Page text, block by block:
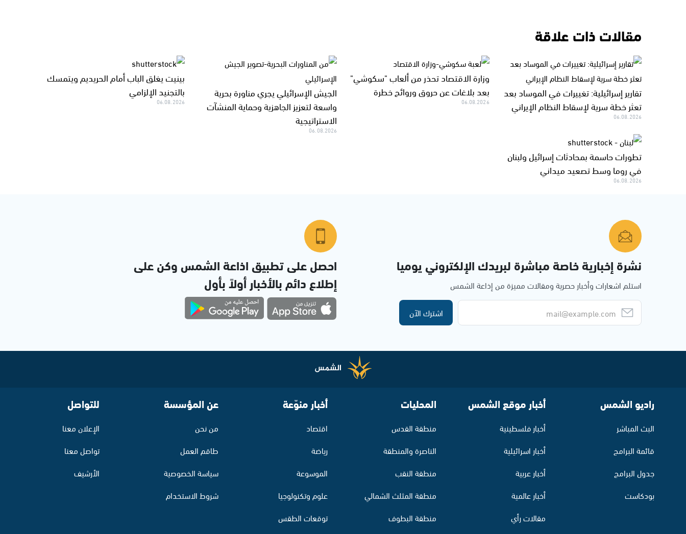
مقالات ذات علاقة
تقارير إسرائيلية: تغييرات في الموساد بعد
تعثر خطة سرية لإسقاط النظام الإيراني
06.08.2026
وزارة الاقتصاد تحذر من ألعاب "سكوشي"
بعد بلاغات عن حروق وروائح خطرة
06.08.2026
الجيش الإسرائيلي يجري مناورة بحرية
واسعة لتعزيز الجاهزية وحماية المنشآت
الاستراتيجية
06.08.2026
بينيت يغلق الباب أمام الحريديم ويتمسك
بالتجنيد الإلزامي
06.08.2026
تطورات حاسمة بمحادثات إسرائيل ولبنان
في روما وسط تصعيد ميداني
06.08.2026
نشرة إخبارية خاصة مباشرة لبريدك الإلكتروني يوميا
استلم اشعارات وأخبار حصرية ومقالات مميزة من إذاعة الشمس
اشترك الآن
احصل على تطبيق اذاعة الشمس وكن على
إطلاع دائم بالأخبار أولاً بأول
راديو الشمس
البث المباشر
قائمة البرامج
جدول البرامج
بودكاست
أخبار موقع الشمس
أخبار فلسطينية
أخبار اسرائيلية
أخبار عربية
أخبار عالمية
مقالات رأي
المحليات
منطقة القدس
الناصرة والمنطقة
منطقة النقب
منطقة المثلث الشمالي
منطقة البطوف
أخبار منوّعة
اقتصاد
رياضة
الموسوعة
علوم وتكنولوجيا
توقعات الطقس
عن المؤسسة
من نحن
طاقم العمل
سياسة الخصوصية
شروط الاستخدام
للتواصل
الإعلان معنا
تواصل معنا
الأرشيف